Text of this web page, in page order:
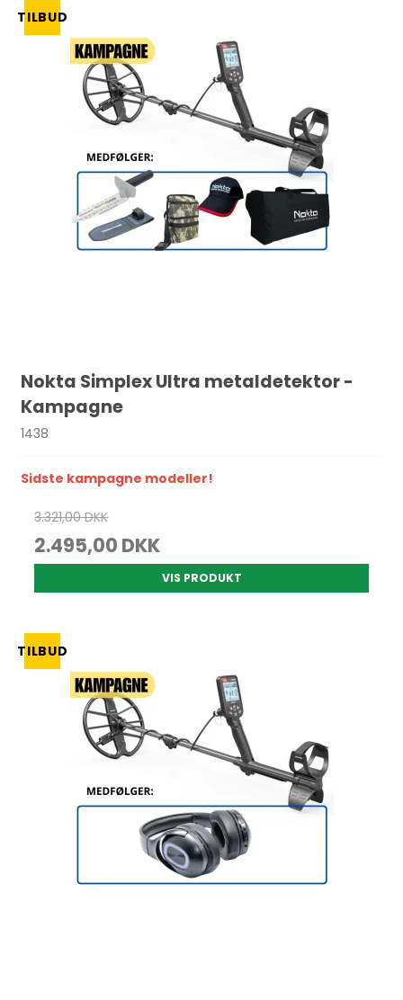
TILBUD
Nokta Simplex Ultra metaldetektor -
Kampagne
1438
Sidste kampagne modeller!
3.321,00 DKK
2.495,00 DKK
VIS PRODUKT
TILBUD